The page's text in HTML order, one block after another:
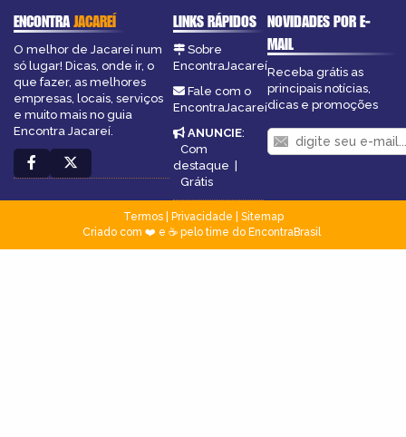
ENCONTRAJACAREÍ
O melhor de Jacareí num
só lugar! Dicas, onde ir, o
que fazer, as melhores
empresas, locais, serviços
e muito mais no guia
Encontra Jacareí.
LINKS RÁPIDOS
Sobre
EncontraJacareí
Fale com o
EncontraJacareí
ANUNCIE:
Com
destaque |
Grátis
NOVIDADES POR E-
MAIL
Receba grátis as
principais notícias,
dicas e promoções
Termos| Privacidade
Sitemap
Criado com ❤️ e ☕ pelo time do EncontraBrasil